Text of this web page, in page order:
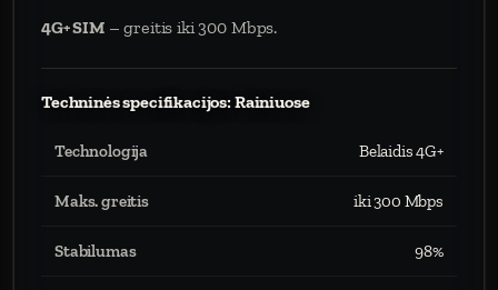
4G+ SIM– greitis iki 300 Mbps.
Techninės specifikacijos: Rainiuose
Technologija Belaidis 4G+
Maks. greitis iki 300 Mbps
Stabilumas 98%